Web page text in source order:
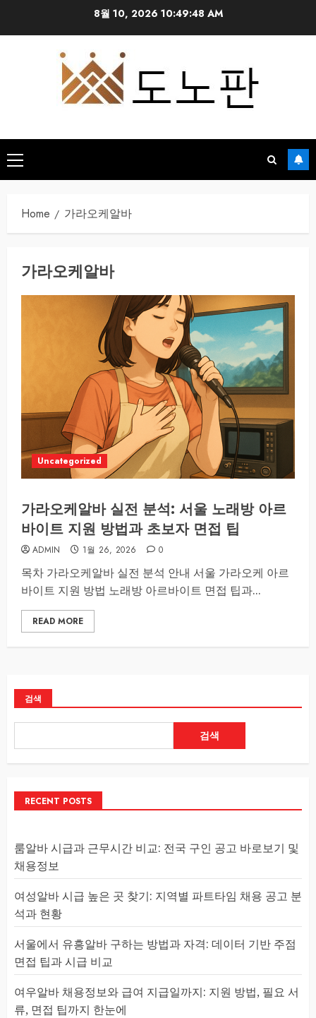
8월 10, 2026 10:49:48 AM
Primary
Menu
Home 가라오케알바
가라오케알바
Uncategorized
가라오케알바 실전 분석: 서울 노래방 아르
바이트 지원 방법과 초보자 면접 팁
ADMIN 1월 26, 2026 0
목차 가라오케알바 실전 분석 안내 서울 가라오케 아르
바이트 지원 방법 노래방 아르바이트 면접 팁과...
READ MORE
검색
검색
RECENT POSTS
룸알바 시급과 근무시간 비교: 전국 구인 공고 바로보기 및
채용정보
여성알바 시급 높은 곳 찾기: 지역별 파트타임 채용 공고 분
석과 현황
서울에서 유흥알바 구하는 방법과 자격: 데이터 기반 주점
면접 팁과 시급 비교
여우알바 채용정보와 급여 지급일까지: 지원 방법, 필요 서
류, 면접 팁까지 한눈에